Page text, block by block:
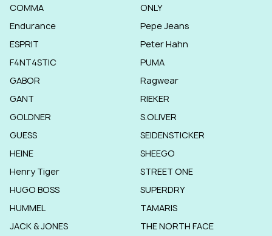
COMMA
Endurance
ESPRIT
F4NT4STIC
GABOR
GANT
GOLDNER
GUESS
HEINE
Henry Tiger
HUGO BOSS
HUMMEL
JACK & JONES
ONLY
Pepe Jeans
Peter Hahn
PUMA
Ragwear
RIEKER
S.OLIVER
SEIDENSTICKER
SHEEGO
STREET ONE
SUPERDRY
TAMARIS
THE NORTH FACE